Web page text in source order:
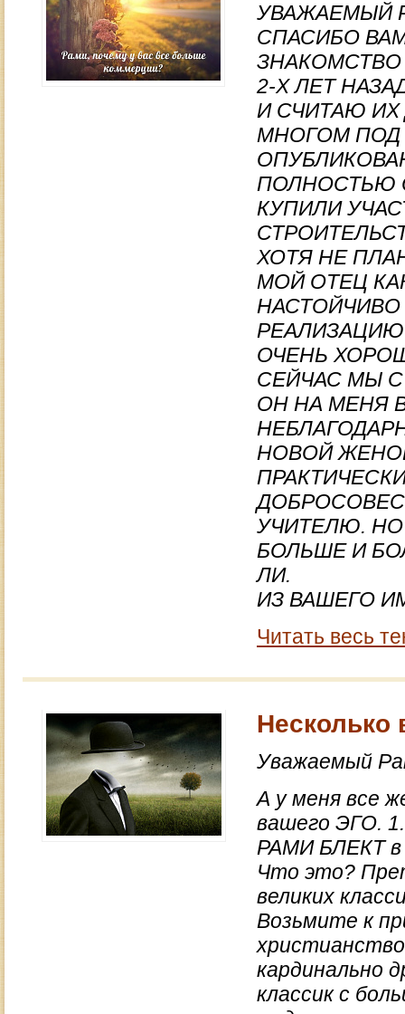
УВАЖАЕМЫЙ
СПАСИБО
2-Х ЛЕТ
И СЧИТАЮ
МНОГОМ ПОД
ПОЛНОСТЬЮ
КУПИЛИ
ХОТЯ НЕ
МОЙ ОТЕЦ
ОЧЕНЬ
СЕЙЧАС МЫ
ОН НА МЕНЯ
НОВОЙ
УЧИТЕЛЮ. НО
БОЛЬШЕ И
ЛИ.
ИЗ ВАШЕГО
Читать весь
Несколько
Уважаемый
А у меня все
вашего ЭГО.
РАМИ БЛЕКТ в
Что это?
великих
Возьмите к
кардинально
классик с